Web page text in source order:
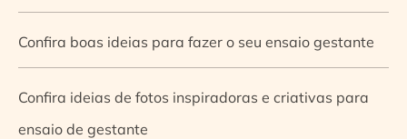
Confira boas ideias para fazer o seu ensaio gestante
Confira ideias de fotos inspiradoras e criativas para
ensaio de gestante